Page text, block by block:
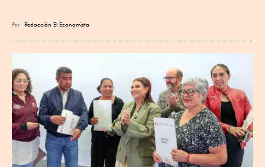
Por Redacción El Economista